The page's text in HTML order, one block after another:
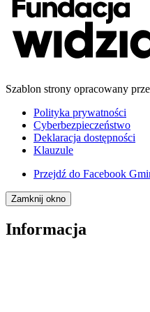
Szablon strony opracowany
Polityka prywatności
Cyberbezpieczeństwo
Deklaracja dostępności
Klauzule
Przejdź do Facebook
Zamknij okno
Informacja